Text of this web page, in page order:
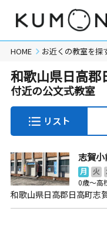
HOME お近くの教室を探
和歌山県日高郡
付近の公文式教室
リスト
志賀
月 火
0歳～高
和歌山県日高郡日高町志